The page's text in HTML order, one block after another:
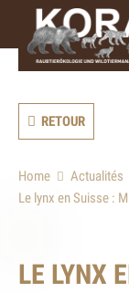
caractères)
RETOUR
Home
Actualités
Le lynx en Suisse :
LE LYNX